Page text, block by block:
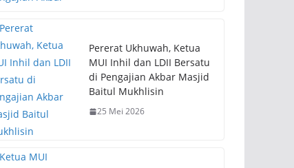
Pererat Ukhuwah, Ketua
MUI Inhil dan LDII Bersatu
di Pengajian Akbar Masjid
Baitul Mukhlisin
25 Mei 2026